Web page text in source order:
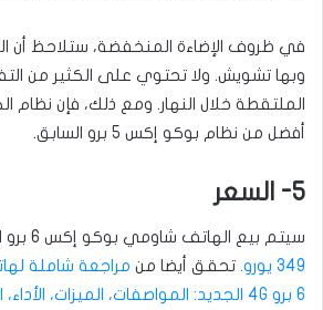
في ظروف الإضاءة المنخفضة، ستلاحظ أن
وبها تشويش. ولا تحتوي على الكثير من
الملتقطة خلال النهار. ومع ذلك، فإن نظام
أفضل من نظام بوكو إكس 5 برو السابق.
5- السعر
سيتم بيع الهاتف شاومي بوكو إكس 6 برو الجديد بسعر يبدأ من
349 يورو.
تحقق أيضا من مراجعة شاملة
6 برو 4G الجديد: المواصفات، الميزات، الأداء، السعر، وكل شيء